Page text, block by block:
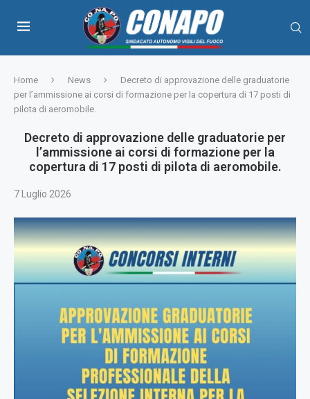
Home News
Decreto di approvazione delle graduatorie
per l’ammissione ai corsi di formazione per la copertura di 17 posti di
pilota di aeromobile.
Decreto di approvazione delle graduatorie per
l’ammissione ai corsi di formazione per la
copertura di 17 posti di pilota di aeromobile.
7 Luglio 2026